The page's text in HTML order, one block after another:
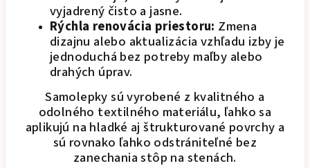
vyjadrený čisto a jasne.
Rýchla renovácia priestoru: Zmena
dizajnu alebo aktualizácia vzhľadu izby je
jednoduchá bez potreby maľby alebo
drahých úprav.
Samolepky sú vyrobené z kvalitného a
odolného textilného materiálu, ľahko sa
aplikujú na hladké aj štrukturované povrchy a
sú rovnako ľahko odstrániteľné bez
zanechania stôp na stenách.